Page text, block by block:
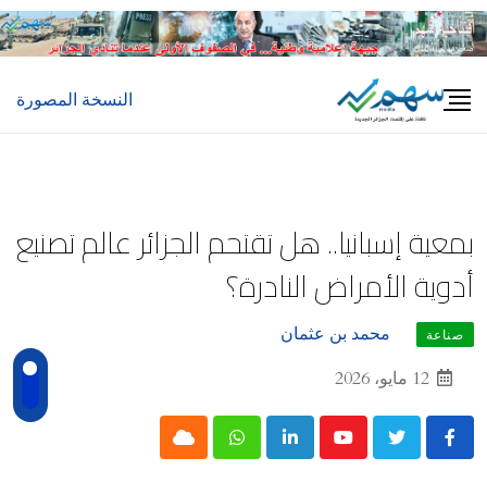
Skip
to
النسخة المصورة
بمعية إسبانيا.. هل تقتحم الجزائر عالم تصنيع
أدوية الأمراض النادرة؟
صناعة
محمد بن عثمان
12 مايو، 2026
Youtube
LinkedIn
Whatsapp
Cloud